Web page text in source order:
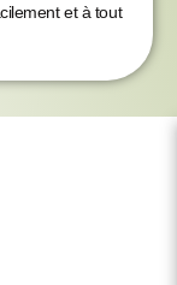
et à tout